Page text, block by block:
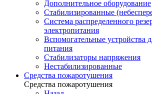
Дополнительное оборудование
Стабилизированные
Система распределенного
электропитания
Вспомогательные устройства
питания
Стабилизаторы напряжения
Нестабилизированные
Средства пожаротушения
Средства пожаротушения